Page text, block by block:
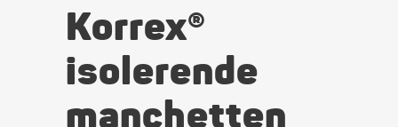
Korrex®
isolerende
manchetten